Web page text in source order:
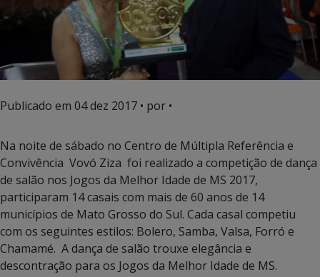
Publicado em 04 dez 2017 • por •
Na noite de sábado no Centro de Múltipla Referência e
Convivência Vovó Ziza foi realizado a competição de dança
de salão nos Jogos da Melhor Idade de MS 2017,
participaram 14 casais com mais de 60 anos de 14
municípios de Mato Grosso do Sul. Cada casal competiu
com os seguintes estilos: Bolero, Samba, Valsa, Forró e
Chamamé. A dança de salão trouxe elegância e
descontração para os Jogos da Melhor Idade de MS.